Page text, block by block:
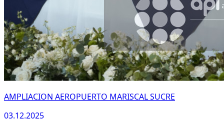
AMPLIACION AEROPUERTO MARISCAL SUCRE
03.12.2025